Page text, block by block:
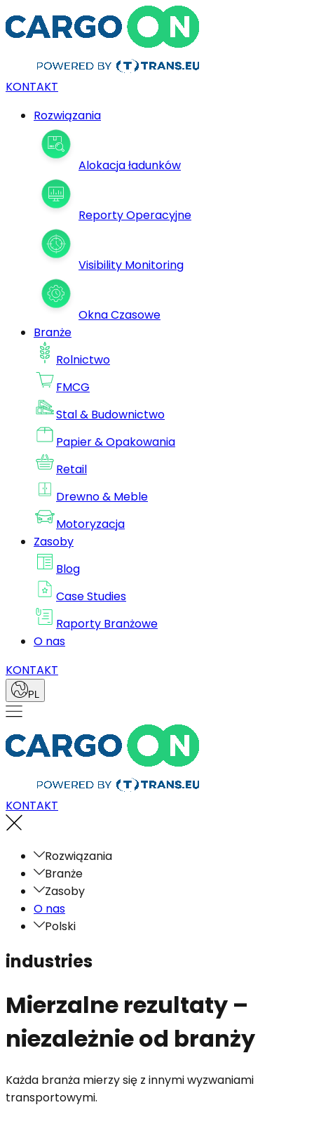
KONTAKT
Rozwiązania
Alokacja ładunków
Reporty Operacyjne
Visibility Monitoring
Okna Czasowe
Branże
Rolnictwo
FMCG
Stal & Budownictwo
Papier & Opakowania
Retail
Drewno & Meble
Motoryzacja
Zasoby
Blog
Case Studies
Raporty Branżowe
O nas
KONTAKT
PL
KONTAKT
Rozwiązania
Branże
Zasoby
O nas
Polski
industries
Mierzalne rezultaty –
niezależnie od branży
Każda branża mierzy się z innymi wyzwaniami
transportowymi.